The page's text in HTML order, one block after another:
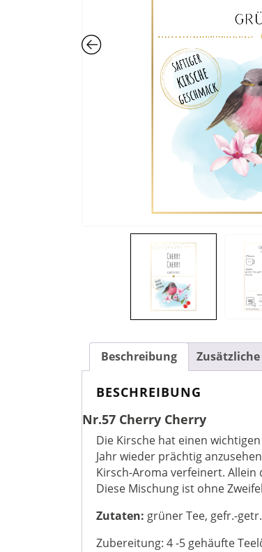
Beschreibung
BESCHREIBUNG
Nr.57 Cherry Cherry
Die Kirsche hat einen
Jahr wieder prächtig
Kirsch-Aroma verfeinert. Allein
Diese Mischung ist ohne
Zutaten: grüner Tee, gefr.-
Zubereitung: 4 -5 gehäufte